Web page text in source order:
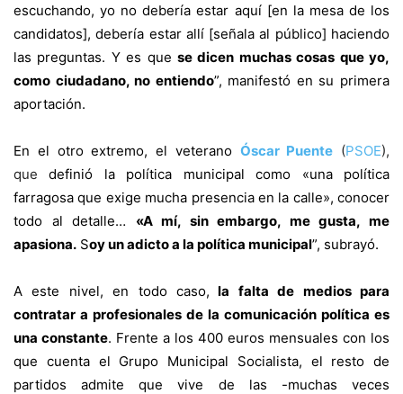
escuchando, yo no debería estar aquí [en la mesa de los
candidatos], debería estar allí [señala al público] haciendo
las preguntas. Y es que se dicen muchas cosas que yo,
como ciudadano, no entiendo”, manifestó en su primera
aportación.
En el otro extremo, el veterano Óscar Puente (PSOE),
quedefinió la política municipal como «una política
farragosa que exige mucha presencia en la calle», conocer
todo al detalle… «A mí, sin embargo, me gusta, me
apasiona. Soy un adicto a la política municipal”, subrayó.
A este nivel, en todo caso, la falta de medios para
contratar a profesionales de la comunicación política es
una constante. Frente a los 400 euros mensuales con los
que cuenta el Grupo Municipal Socialista, el resto de
partidos admite que vive de las -muchas veces